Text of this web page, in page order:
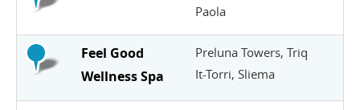
Paola
Feel Good
Wellness Spa
Preluna Towers, Triq
It-Torri, Sliema